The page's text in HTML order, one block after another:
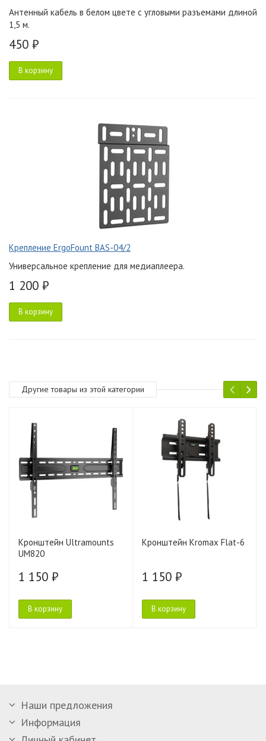
Антенный кабель в белом цвете с угловыми разъемами длиной
1,5 м.
450 ₽
В корзину
Крепление ErgoFount BAS-04/2
Универсальное крепление для медиаплеера.
1 200 ₽
В корзину
Другие товары из этой категории
Кронштейн Ultramounts
UM820
1 150 ₽
В корзину
Кронштейн Kromax Flat-6
1 150 ₽
В корзину
Наши предложения
Информация